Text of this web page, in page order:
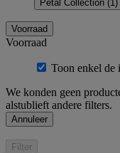
Petal Collection (1)
Voorraad
Voorraad
Toon enkel de
We konden geen
alstublieft andere filters.
Annuleer
Filter